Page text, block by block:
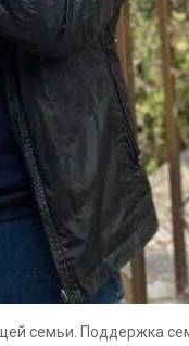
семьи. Поддержка